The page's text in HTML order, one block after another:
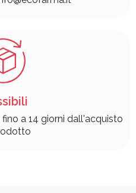
a 14 giorni dall'acquisto